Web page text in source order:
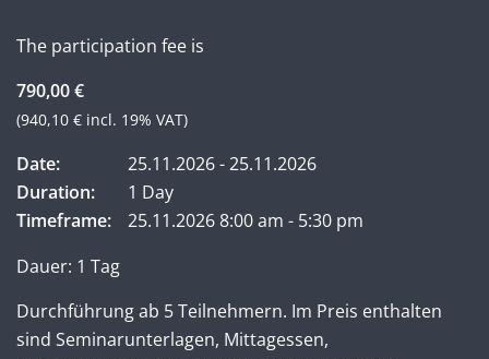
The participation fee is
790,00 €
(940,10 € incl. 19% VAT)
Date:
25.11.2026 - 25.11.2026
Duration:
1 Day
Timeframe:
25.11.2026 8:00 am - 5:30 pm
Dauer: 1 Tag
Durchführung ab 5 Teilnehmern. Im Preis enthalten
sind Seminarunterlagen, Mittagessen,